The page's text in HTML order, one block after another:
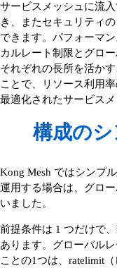
サービスメッシュに流
き、またセキュリティ
できます。パフォーマ
カルレート制限とグロ
それぞれの長所を活か
ことで、リソース利用
最適化されたサービス
構成の
Kong Mesh ではシンプ
運用する場合は、グロ
いました。
前提条件は 1 つだけで
あります。グローバル
ことの1つは、ratelimit